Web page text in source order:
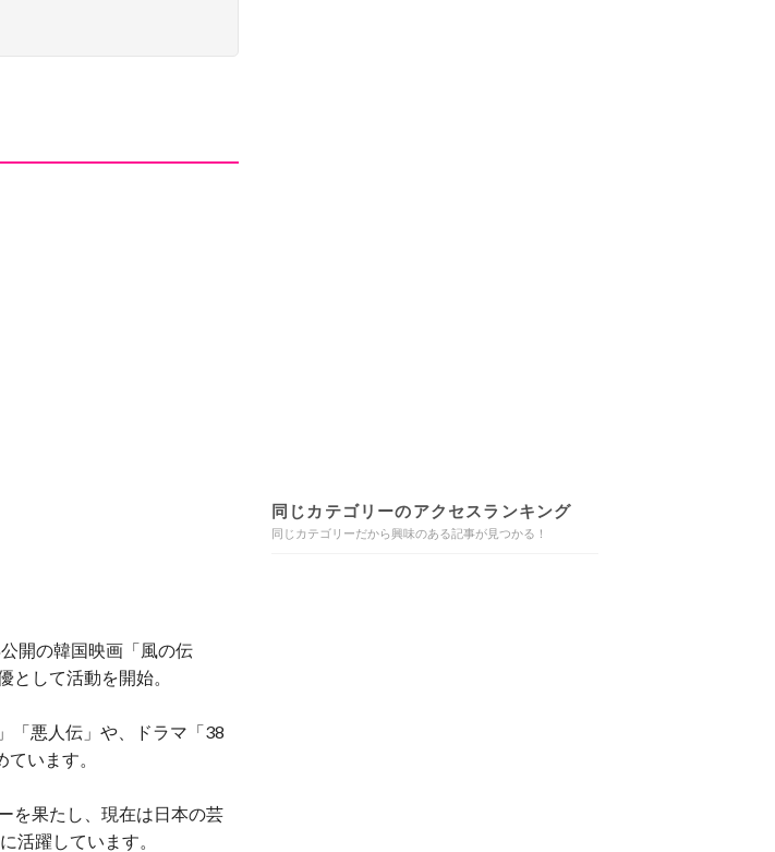
開の韓国映画「風の伝
して活動を開始。
「悪人伝」や、ドラマ「38
います。
を果たし、現在は日本の芸
活躍しています。
同じカテゴリーのアクセスランキング
同じカテゴリーだから興味のある記事が見つかる！